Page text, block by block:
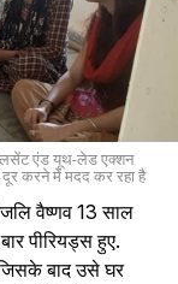
एंड यूथ-लेड एक्शन
दूर करने में मदद कर रहा है
वैष्णव 13 साल
पीरियड्स हुए.
बाद उसे घर